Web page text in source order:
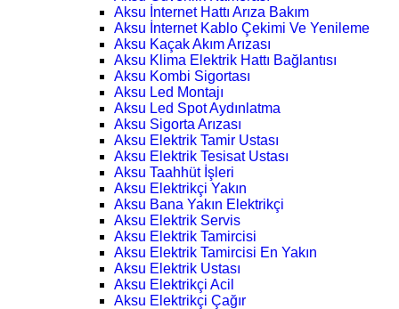
Aksu İnternet Hattı Arıza Bakım
Aksu İnternet Kablo Çekimi Ve Yenileme
Aksu Kaçak Akım Arızası
Aksu Klima Elektrik Hattı Bağlantısı
Aksu Kombi Sigortası
Aksu Led Montajı
Aksu Led Spot Aydınlatma
Aksu Sigorta Arızası
Aksu Elektrik Tamir Ustası
Aksu Elektrik Tesisat Ustası
Aksu Taahhüt İşleri
Aksu Elektrikçi Yakın
Aksu Bana Yakın Elektrikçi
Aksu Elektrik Servis
Aksu Elektrik Tamircisi
Aksu Elektrik Tamircisi En Yakın
Aksu Elektrik Ustası
Aksu Elektrikçi Acil
Aksu Elektrikçi Çağır